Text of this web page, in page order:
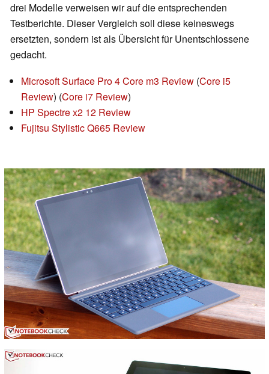
drei Modelle verweisen wir auf die entsprechenden
Testberichte. Dieser Vergleich soll diese keineswegs
ersetzten, sondern ist als Übersicht für Unentschlossene
gedacht.
Microsoft Surface Pro 4 Core m3 Review (Core i5
Review) (Core i7 Review)
HP Spectre x2 12 Review
Fujitsu Stylistic Q665 Review